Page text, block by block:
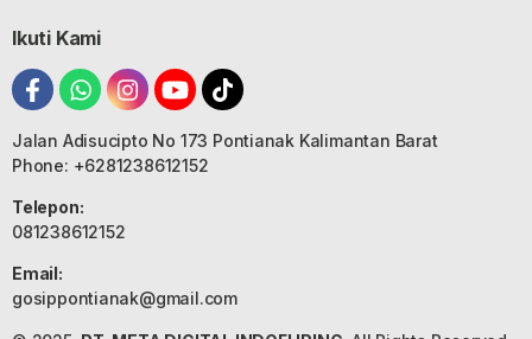
Ikuti Kami
Jalan Adisucipto No 173 Pontianak Kalimantan Barat
Phone: +6281238612152
Telepon:
081238612152
Email:
gosippontianak@gmail.com